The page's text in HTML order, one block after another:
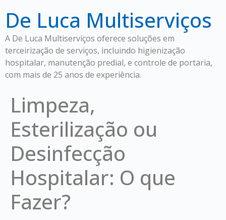
De Luca Multiserviços
A De Luca Multiserviços oferece soluções em
terceirização de serviços, incluindo higienização
hospitalar, manutenção predial, e controle de portaria,
com mais de 25 anos de experiência.
Limpeza,
Esterilização ou
Desinfecção
Hospitalar: O que
Fazer?